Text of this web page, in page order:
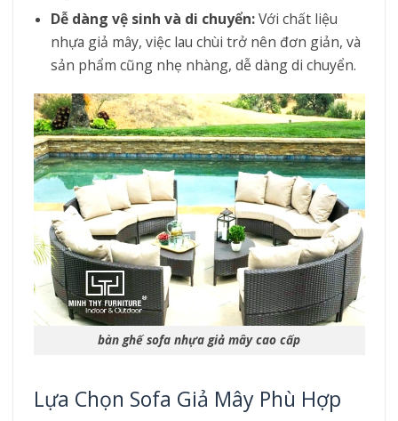
Dễ dàng vệ sinh và di chuyển:Với chất liệu
nhựa giả mây, việc lau chùi trở nên đơn giản, và
sản phẩm cũng nhẹ nhàng, dễ dàng di chuyển.
bàn ghế sofa nhựa giả mây cao cấp
Lựa Chọn Sofa Giả Mây Phù Hợp